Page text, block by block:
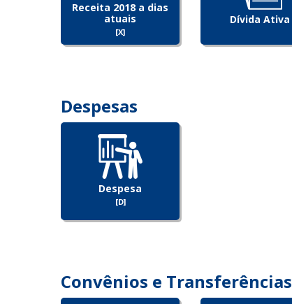
Receita 2018 a dias
atuais
[X]
Dívida Ativa
Despesas
Despesa
[D]
Convênios e Transferências